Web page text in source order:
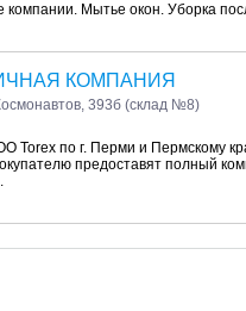
Мытье окон. Уборка
КОМПАНИЯ
393б (склад №8)
Torex по г. Перми и Пермскому
предоставят полный